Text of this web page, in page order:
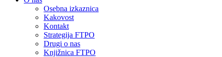
Osebna izkaznica
Kakovost
Kontakt
Strategija FTPO
Drugi o nas
Knjižnica FTPO